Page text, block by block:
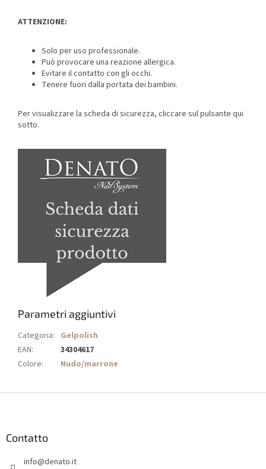
ATTENZIONE:
Solo per uso professionale.
Può provocare una reazione allergica.
Evitare il contatto con gli occhi.
Tenere fuori dalla portata dei bambini.
Per visualizzare la scheda di sicurezza, cliccare sul pulsante qui
sotto.
Parametri aggiuntivi
Categoria: Gelpolish
EAN:
34304617
Colore: Nudo/marrone
Contatto
info@denato.it